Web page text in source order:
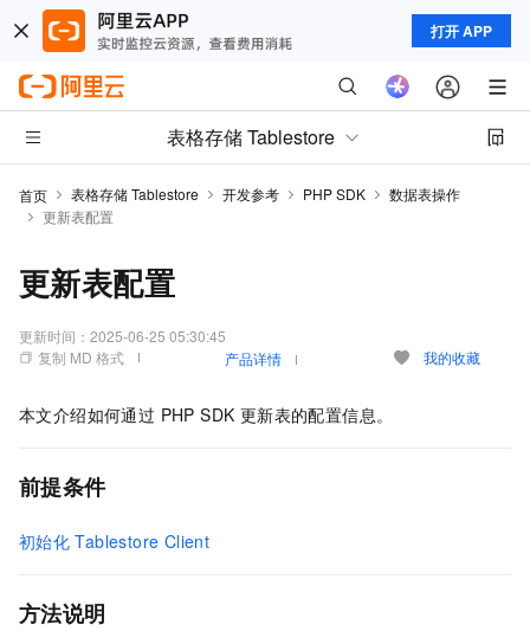
打开 APP
表格存储 Tablestore
首页 表格存储 Tablestore 开发参考 PHP SDK
数据表操作
更新表配置
更新表配置
更新时间： 2025-06-25 05:30:45
复制 MD 格式
产品详情 我的收藏
本文介绍如何通过 PHP SDK 更新表的配置信息。
前提条件
初始化 Tablestore Client
方法说明